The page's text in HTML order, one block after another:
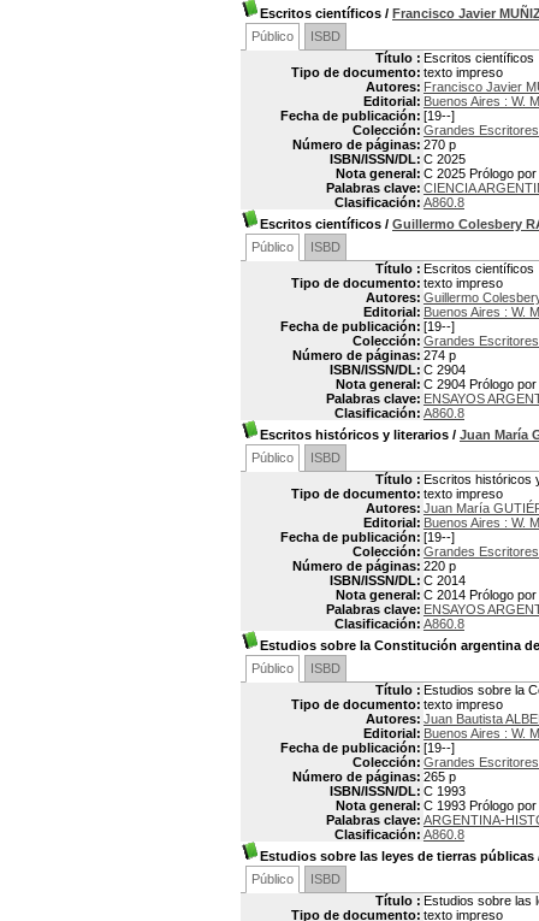
Escritos científicos / Francisco Javier
Público
ISBD
Título : Escritos científicos
Tipo de documento: texto impreso
Autores: Francisco Javier
Editorial: Buenos Aires : W.
Fecha de publicación: [19--]
Colección: Grandes
Número de páginas: 270 p
ISBN/ISSN/DL: C 2025
Nota general: C 2025 Prólogo
Palabras clave: CIENCIA
Clasificación: A860.8
Escritos científicos / Guillermo Colesbery
Público
ISBD
Título : Escritos científicos
Tipo de documento: texto impreso
Autores: Guillermo
Editorial: Buenos Aires : W.
Fecha de publicación: [19--]
Colección: Grandes
Número de páginas: 274 p
ISBN/ISSN/DL: C 2904
Nota general: C 2904 Prólogo
Palabras clave: ENSAYOS
Clasificación: A860.8
Escritos históricos y literarios / Juan María
Público
ISBD
Título : Escritos históricos
Tipo de documento: texto impreso
Autores: Juan María
Editorial: Buenos Aires : W.
Fecha de publicación: [19--]
Colección: Grandes
Número de páginas: 220 p
ISBN/ISSN/DL: C 2014
Nota general: C 2014 Prólogo
Palabras clave: ENSAYOS
Clasificación: A860.8
Estudios sobre la Constitución argentina
Público
ISBD
Título : Estudios sobre la
Tipo de documento: texto impreso
Autores: Juan Bautista
Editorial: Buenos Aires : W.
Fecha de publicación: [19--]
Colección: Grandes
Número de páginas: 265 p
ISBN/ISSN/DL: C 1993
Nota general: C 1993 Prólogo
Palabras clave: ARGENTINA-
Clasificación: A860.8
Estudios sobre las leyes de tierras públicas
Público
ISBD
Título : Estudios sobre las
Tipo de documento: texto impreso